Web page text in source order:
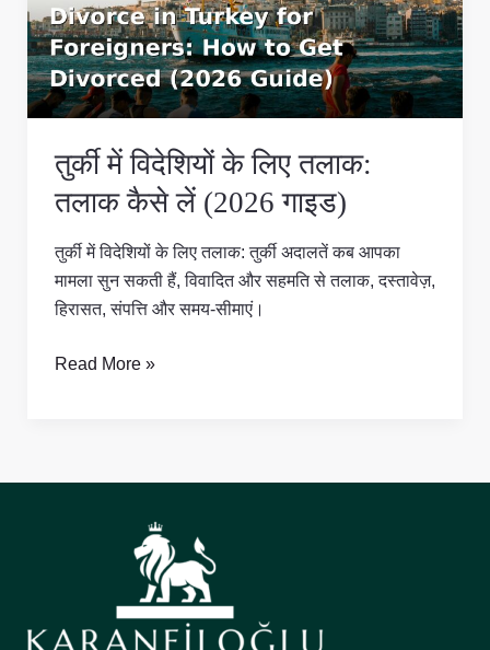
तुर्की में विदेशियों के लिए तलाक:
तलाक कैसे लें (2026 गाइड)
तुर्की में विदेशियों के लिए तलाक: तुर्की अदालतें कब आपका
मामला सुन सकती हैं, विवादित और सहमति से तलाक, दस्तावेज़,
हिरासत, संपत्ति और समय-सीमाएं।
लिए
तलाक:
तलाक
कैसे
(2026
गाइड)
Read More »